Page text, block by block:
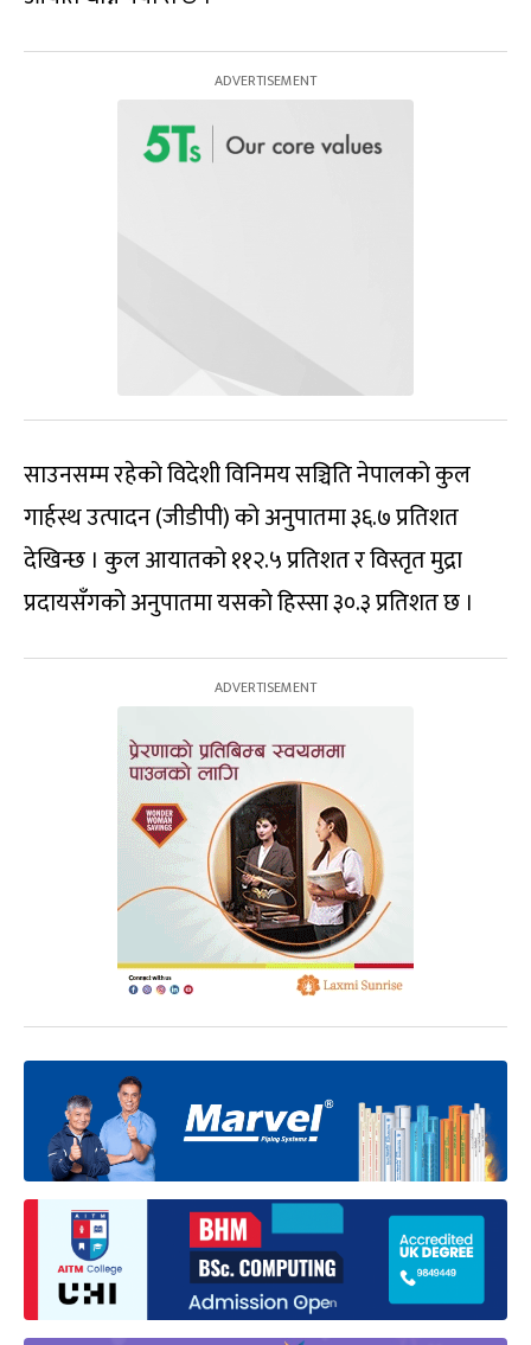
साउनसम्म रहेको विदेशी विनिमय सञ्चिति नेपालको कुल
गार्हस्थ उत्पादन (जीडीपी) को अनुपातमा ३६.७ प्रतिशत
देखिन्छ । कुल आयातको ११२.५ प्रतिशत र विस्तृत मुद्रा
प्रदायसँगको अनुपातमा यसको हिस्सा ३०.३ प्रतिशत छ ।